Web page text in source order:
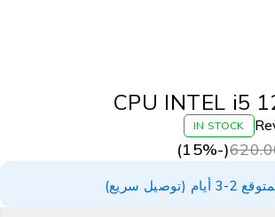
CPU INTEL i5
IN STOCK
(-
15%)
سريع)